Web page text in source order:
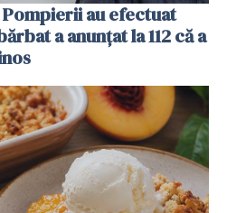
au efectuat
a anunțat la 112 că a